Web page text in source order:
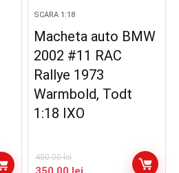
SCARA 1:18
Macheta auto BMW
2002 #11 RAC
Rallye 1973
Warmbold, Todt
1:18 IXO
400.00lei
Prețul